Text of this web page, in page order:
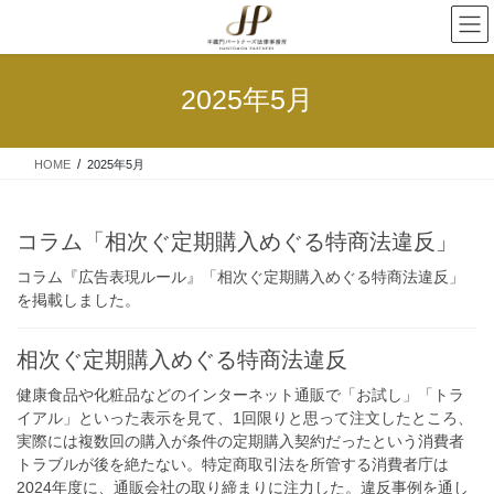
2025年5月
HOME 2025年5月
コラム「相次ぐ定期購入めぐる特商法違反」
コラム『広告表現ルール』「相次ぐ定期購入めぐる特商法違反」
を掲載しました。
相次ぐ定期購入めぐる特商法違反
健康食品や化粧品などのインターネット通販で「お試し」「トラ
イアル」といった表示を見て、1回限りと思って注文したところ、
実際には複数回の購入が条件の定期購入契約だったという消費者
トラブルが後を絶たない。特定商取引法を所管する消費者庁は
2024年度に、通販会社の取り締まりに注力した。違反事例を通し